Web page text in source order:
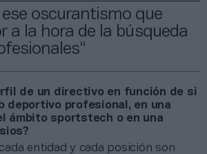
ese oscurantismo que
a la hora de la búsqueda
de un directivo en función de si
deportivo profesional, en una
ámbito sportstech o en una
entidad y cada posición son